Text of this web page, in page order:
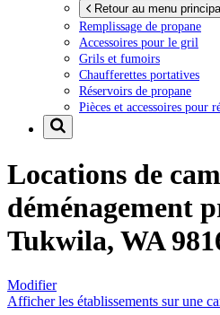
Retour au menu
Remplissage de propane
Accessoires pour le gril
Grils et fumoirs
Chaufferettes portatives
Réservoirs de propane
Pièces et accessoires pour
Locations de
déménagement
Tukwila, WA
Modifier
Afficher les établissements sur une